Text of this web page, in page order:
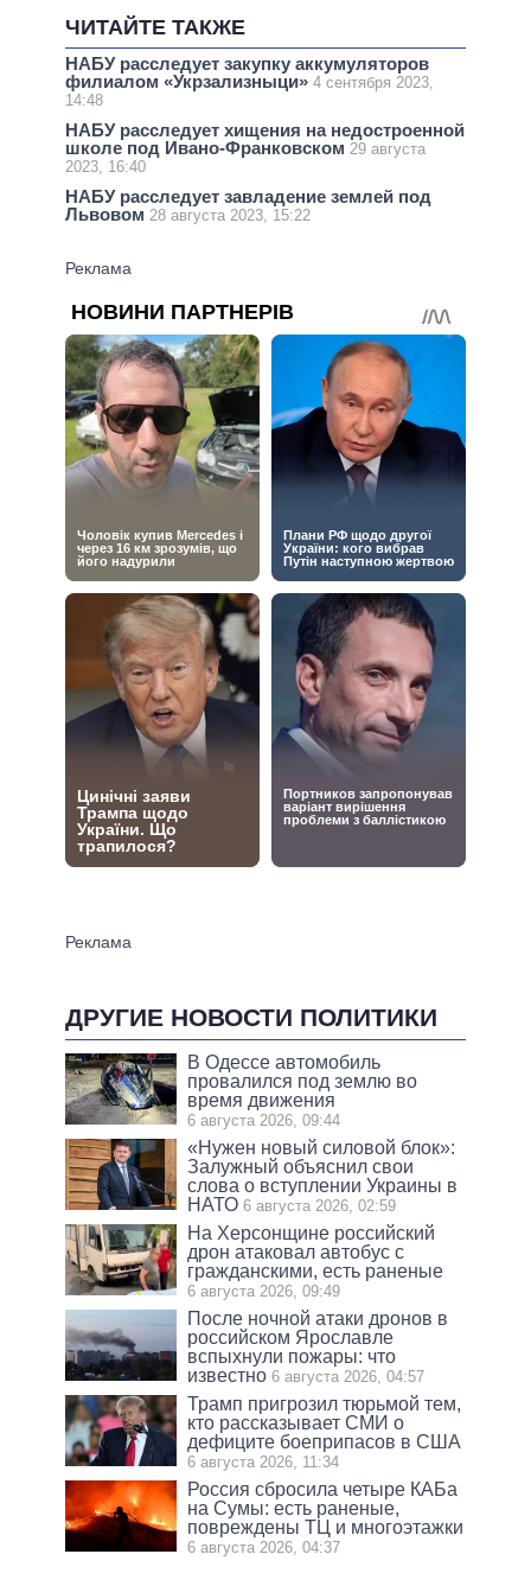
ЧИТАЙТЕ ТАКЖЕ
НАБУ расследует закупку аккумуляторов
филиалом «Укрзализныци» 4 сентября 2023,
14:48
НАБУ расследует хищения на недостроенной
школе под Ивано-Франковском 29 августа
2023, 16:40
НАБУ расследует завладение землей под
Львовом 28 августа 2023, 15:22
ДРУГИЕ НОВОСТИ ПОЛИТИКИ
В Одессе автомобиль
провалился под землю во
время движения
6 августа 2026, 09:44
«Нужен новый силовой блок»:
Залужный объяснил свои
слова о вступлении Украины в
НАТО 6 августа 2026, 02:59
На Херсонщине российский
дрон атаковал автобус с
гражданскими, есть раненые
6 августа 2026, 09:49
После ночной атаки дронов в
российском Ярославле
вспыхнули пожары: что
известно 6 августа 2026, 04:57
Трамп пригрозил тюрьмой тем,
кто рассказывает СМИ о
дефиците боеприпасов в США
6 августа 2026, 11:34
Россия сбросила четыре КАБа
на Сумы: есть раненые,
повреждены ТЦ и многоэтажки
6 августа 2026, 04:37